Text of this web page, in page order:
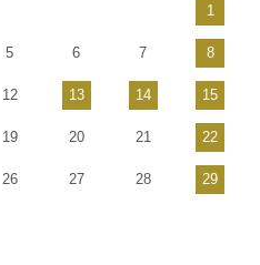
1
5 6 7 8
12 13 14 15
19 20 21 22
26 27 28 29